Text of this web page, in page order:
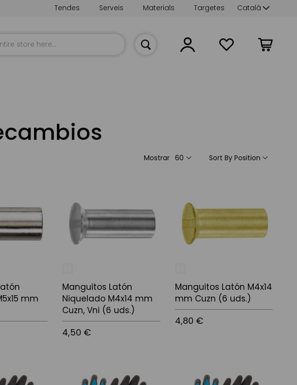
Language
Català
Targetes
Materials
Serveis
Tendes
La meva
Sort By
Mostrar
mm
Manguitos Latón
Niquelado M4x14 mm
Cuzn, Vni (6 uds.)
4,50 €
Manguitos Latón M4x14
mm Cuzn (6 uds.)
4,80 €